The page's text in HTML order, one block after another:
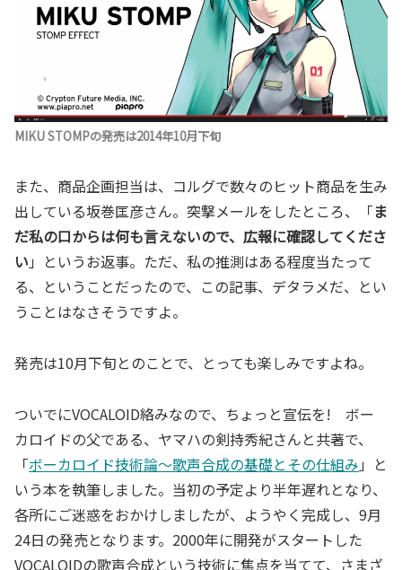
MIKU STOMPの発売は2014年10月下旬
また、商品企画担当は、コルグで数々のヒット商品を生み
出している坂巻匡彦さん。突撃メールをしたところ、「ま
だ私の口からは何も言えないので、広報に確認してくださ
い 」というお返事。ただ、私の推測はある程度当たって
る、ということだったので、この記事、デタラメだ、とい
うことはなさそうですよ。
発売は10月下旬とのことで、とっても楽しみですよね。
ついでにVOCALOID絡みなので、ちょっと宣伝を! ボー
カロイドの父である、ヤマハの剣持秀紀さんと共著で、
「ボーカロイド技術論～歌声合成の基礎とその仕組み 」と
いう本を執筆しました。当初の予定より半年遅れとなり、
各所にご迷惑をおかけしましたが、ようやく完成し、9月
24日の発売となります。2000年に開発がスタートした
VOCALOIDの歌声合成という技術に焦点を当てて、さまざ